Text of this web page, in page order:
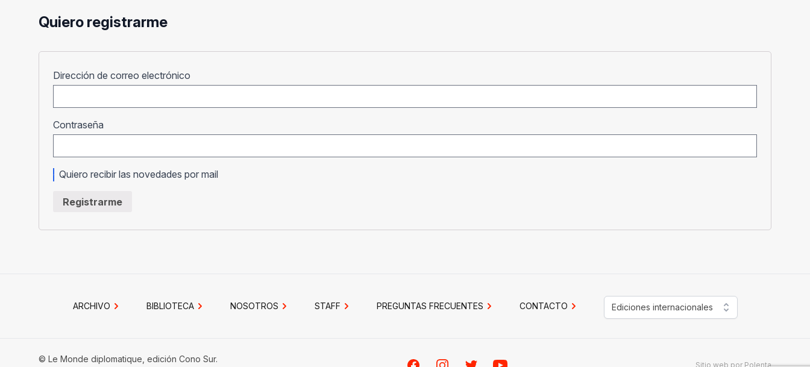
Quiero registrarme
Dirección de correo electrónico
Contraseña
Quiero recibir las novedades por mail
Registrarme
ARCHIVO BIBLIOTECA NOSOTROS STAFF PREGUNTAS FRECUENTES CONTACTO Ediciones internacionales
© Le Monde diplomatique, edición Cono Sur.
Sitio web por Polenta